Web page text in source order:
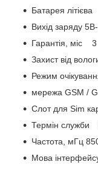
Батарея літієва
Вихід заряду
Гарантія, міс 3
Захист від
Режим
мережа GSM /
Слот для Sim
Термін служби
Частота, мГц
Мова